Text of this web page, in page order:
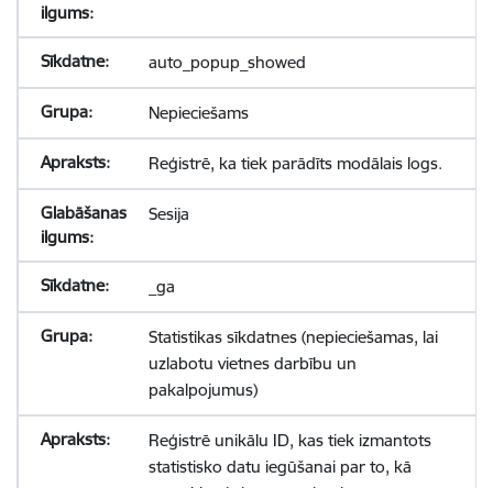
auto_popup_showed
Nepieciešams
Reģistrē, ka tiek parādīts modālais logs.
Sesija
_ga
Statistikas sīkdatnes (nepieciešamas, lai
uzlabotu vietnes darbību un
pakalpojumus)
Reģistrē unikālu ID, kas tiek izmantots
statistisko datu iegūšanai par to, kā